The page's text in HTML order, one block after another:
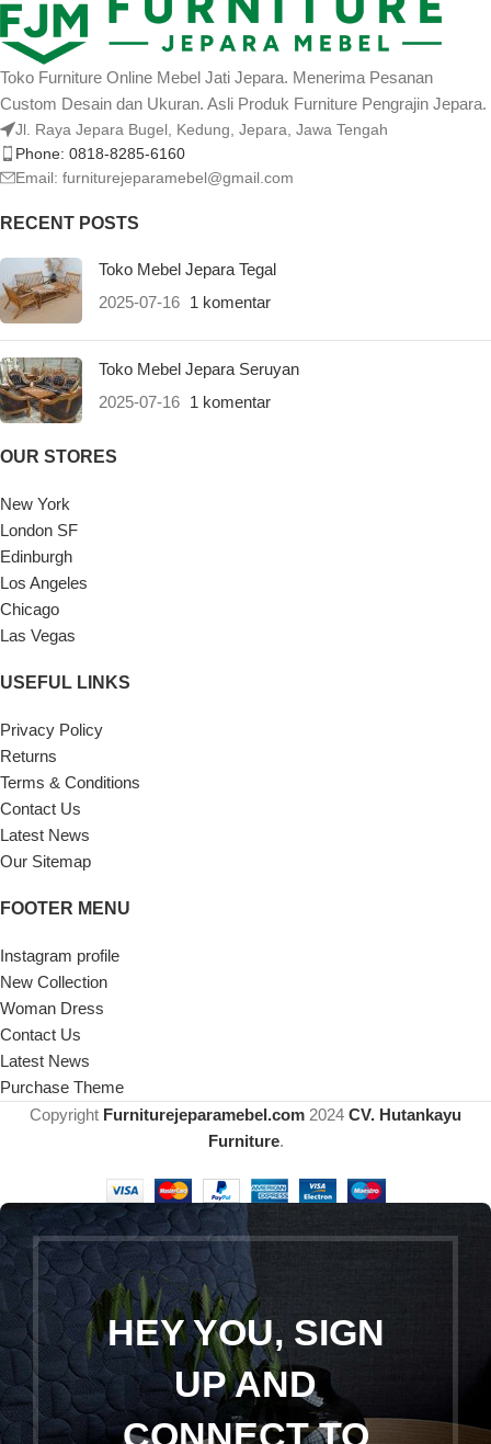
Toko Furniture Online Mebel Jati Jepara. Menerima Pesanan
Custom Desain dan Ukuran. Asli Produk Furniture Pengrajin Jepara.
Jl. Raya Jepara Bugel, Kedung, Jepara, Jawa Tengah
Phone: 0818-8285-6160
Email: furniturejeparamebel@gmail.com
RECENT POSTS
Toko Mebel Jepara Tegal
2025-07-16 1 komentar
Toko Mebel Jepara Seruyan
2025-07-16 1 komentar
OUR STORES
New York
London SF
Edinburgh
Los Angeles
Chicago
Las Vegas
USEFUL LINKS
Privacy Policy
Returns
Terms & Conditions
Contact Us
Latest News
Our Sitemap
FOOTER MENU
Instagram profile
New Collection
Woman Dress
Contact Us
Latest News
Purchase Theme
Copyright Furniturejeparamebel.com 2024 CV. Hutankayu
Furniture.
HEY YOU, SIGN
UP AND
CONNECT TO